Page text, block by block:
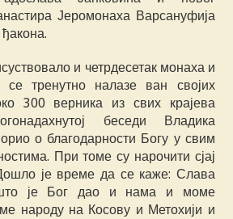
Јеромонаха Варсануфија
и четрдесетак монаха и
се тренутно налазе ван својих
300 верника из свих крајева
беседи Владика
о благодарности Богу у свим
При томе су нарочити сјај
је време да се каже: Слава
је Бог дао и нама и моме
народу на Косову и Метохији и